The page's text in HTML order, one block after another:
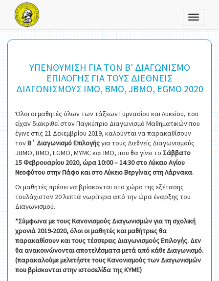
Toggle
ΥΠΕΝΘΥΜΙΣΗ ΓΙΑ ΤΟΝ Β' ΔΙΑΓΩΝΙΣΜΟ
ΕΠΙΛΟΓΗΣ ΓΙΑ ΤΟΥΣ ΔΙΕΘΝΕΙΣ
ΔΙΑΓΩΝΙΣΜΟΥΣ ΙΜΟ, ΒΜΟ, JBMO, EGMO 2020
Όλοι οι μαθητές όλων των τάξεων Γυμνασίου και Λυκείου, που
είχαν διακριθεί στον Παγκύπριο Διαγωνισμό Μαθηματικών που
έγινε στις 21 Δεκεμβρίου 2019, καλούνται να παρακαθίσουν
τονΒ΄ Διαγωνισμό Επιλογήςγια τους Διεθνείς Διαγωνισμούς
JBMO, BMO, EGMO, MYMC και IMO, που θα γίνει το Σάββατο
15 Φεβρουαρίου 2020, ώρα 10:00 – 14:30 στο Λύκειο Αγίου
Νεοφύτου στην Πάφο και στο Λύκειο Βεργίνας στη Λάρνακα.
Οι μαθητές πρέπει να βρίσκονται στο χώρο της εξέτασης
τουλάχιστον 20 λεπτά νωρίτερα από την ώρα έναρξης του
Διαγωνισμού.
*Σύμφωνα με τους Κανονισμούς Διαγωνισμών για τη σχολική
χρονιά 2019-2020, όλοι οι μαθητές και μαθήτριες θα
παρακαθίσουν και τους τέσσερεις Διαγωνισμούς Επιλογής. Δεν
θα ανακοινώνονται αποτελέσματα μετά από κάθε Διαγωνισμό.
(παρακαλούμε μελετήστε τους Κανονισμούς των Διαγωνισμών
που βρίσκονται στην ιστοσελίδα της ΚΥΜΕ)